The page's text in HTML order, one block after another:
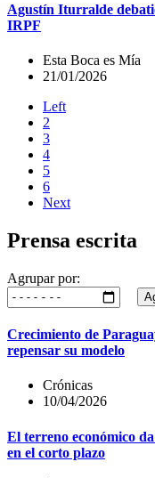
Agustín Iturralde
IRPF
Esta Boca es Mía
21/01/2026
Left
2
3
4
5
6
Next
Prensa escrita
Agrupar por:
Crecimiento de
repensar su modelo
Crónicas
10/04/2026
El terreno económico
en el corto plazo